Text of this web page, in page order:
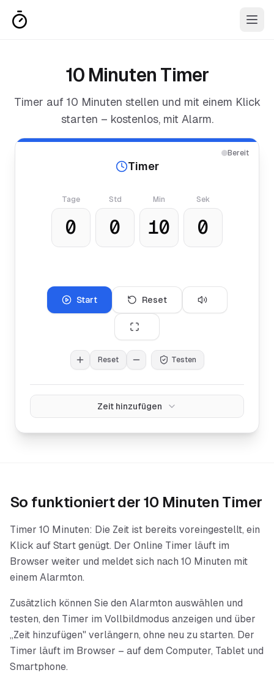
10 Minuten Timer
Timer auf 10 Minuten stellen und mit einem Klick
starten – kostenlos, mit Alarm.
Bereit
Timer
Tage Std Min Sek
Start Reset
Reset Testen
Zeit hinzufügen
So funktioniert der 10 Minuten Timer
Timer 10 Minuten: Die Zeit ist bereits voreingestellt, ein
Klick auf Start genügt. Der Online Timer läuft im
Browser weiter und meldet sich nach 10 Minuten mit
einem Alarmton.
Zusätzlich können Sie den Alarmton auswählen und
testen, den Timer im Vollbildmodus anzeigen und über
„Zeit hinzufügen" verlängern, ohne neu zu starten. Der
Timer läuft im Browser – auf dem Computer, Tablet und
Smartphone.